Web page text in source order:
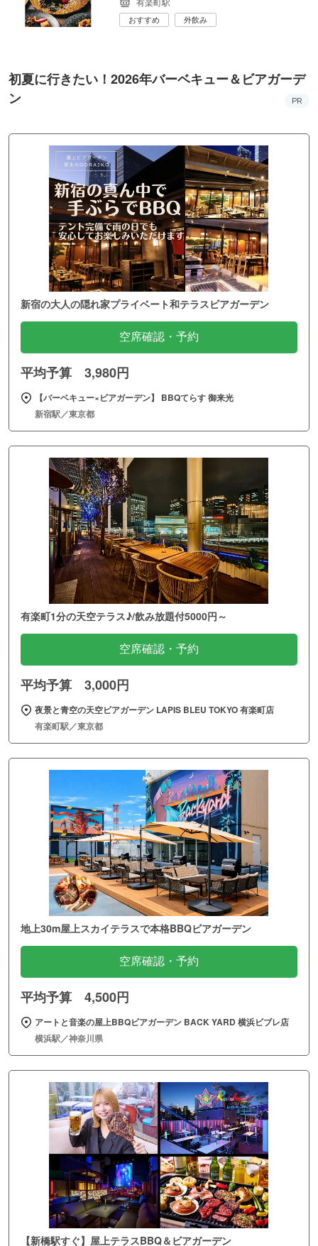
おすすめ 外飲み
初夏に行きたい！2026年バーベキュー＆ビアガーデ
ン
PR
新宿の大人の隠れ家プライベート和テラスビアガーデン
空席確認・予約
平均予算 3,980円
【バーベキュー×ビアガーデン】 BBQてらす 御来光
新宿駅／東京都
有楽町1分の天空テラス♪/飲み放題付5000円～
空席確認・予約
平均予算 3,000円
夜景と青空の天空ビアガーデン LAPIS BLEU TOKYO 有楽町店
有楽町駅／東京都
地上30m屋上スカイテラスで本格BBQビアガーデン
空席確認・予約
平均予算 4,500円
アートと音楽の屋上BBQビアガーデン BACK YARD 横浜ビブレ店
横浜駅／神奈川県
【新橋駅すぐ】屋上テラスBBQ＆ビアガーデン